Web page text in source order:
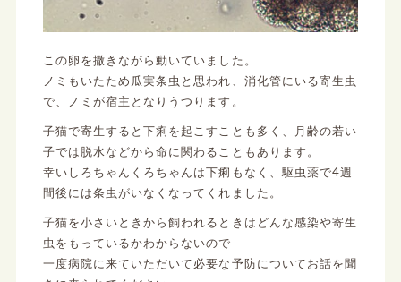
この卵を撒きながら動いていました。
ノミもいたため瓜実条虫と思われ、消化管にいる寄生虫
で、ノミが宿主となりうつります。
子猫で寄生すると下痢を起こすことも多く、月齢の若い
子では脱水などから命に関わることもあります。
幸いしろちゃんくろちゃんは下痢もなく、駆虫薬で4週
間後には条虫がいなくなってくれました。
子猫を小さいときから飼われるときはどんな感染や寄生
虫をもっているかわからないので
一度病院に来ていただいて必要な予防についてお話を聞